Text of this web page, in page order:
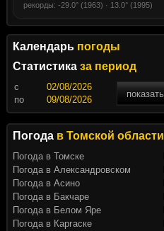
рекорды: -29.0° (1963) · 13.0° (1995)
Календарь погоды
Статистика за период
c
показать
по
Погода в Томской области
Погода в Томске
Погода в Александровском
Погода в Асино
Погода в Бакчаре
Погода в Белом Яре
Погода в Каргаске